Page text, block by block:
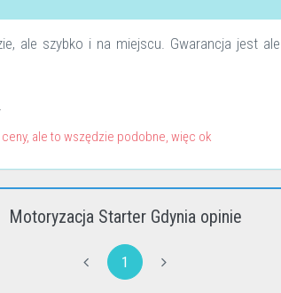
ale szybko i na miejscu. Gwarancja jest ale
ale to wszędzie podobne, więc ok
Motoryzacja Starter Gdynia opinie
1